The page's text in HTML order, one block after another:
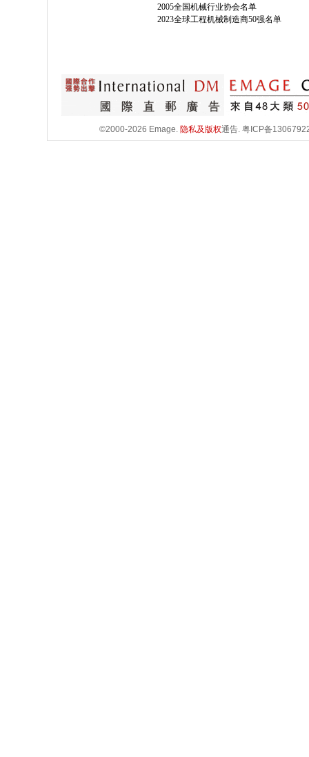
2005全国机械行业协会名单
2023全球工程机械制造商50强名单
©2000-2026 Emage. 隐私及版权通告. 粤ICP备